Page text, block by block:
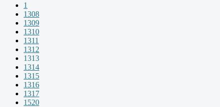
1
1308
1309
1310
1311
1312
1313
1314
1315
1316
1317
1520